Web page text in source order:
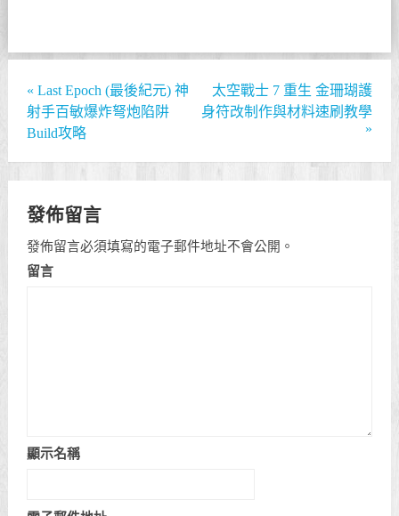
« Last Epoch (最後紀元) 神
射手百敏爆炸弩炮陷阱
Build攻略
太空戰士 7 重生 金珊瑚護
身符改制作與材料速刷教學
»
發佈留言
發佈留言必須填寫的電子郵件地址不會公開。
留言
顯示名稱